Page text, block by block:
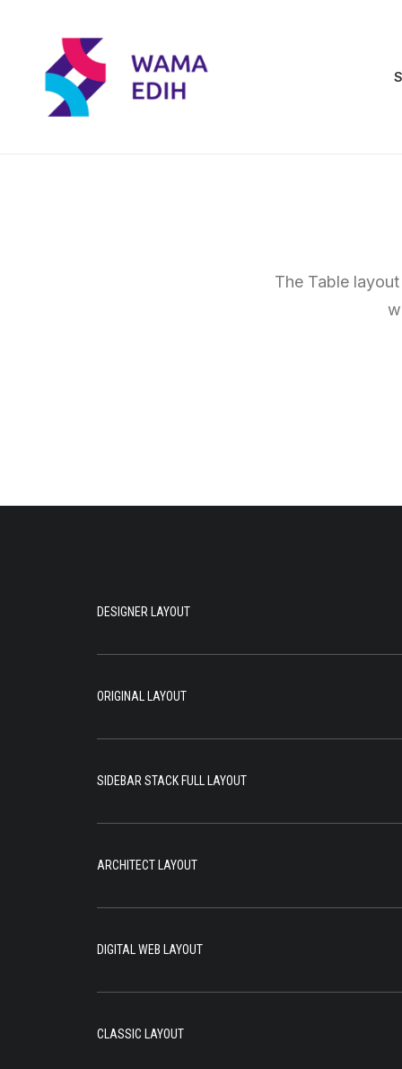
The Table
DESIGNER LAYOUT
ORIGINAL LAYOUT
SIDEBAR STACK FULL LAYOUT
ARCHITECT LAYOUT
DIGITAL WEB LAYOUT
CLASSIC LAYOUT